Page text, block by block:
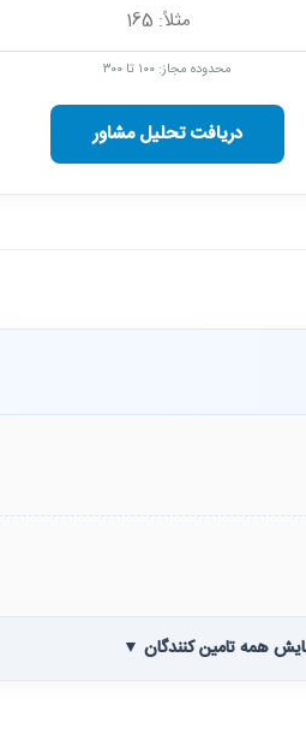
محدوده مجاز: ۱۰۰ تا ۳۰۰
دریافت تحلیل مشاور
همه تامین کنندگان ▼